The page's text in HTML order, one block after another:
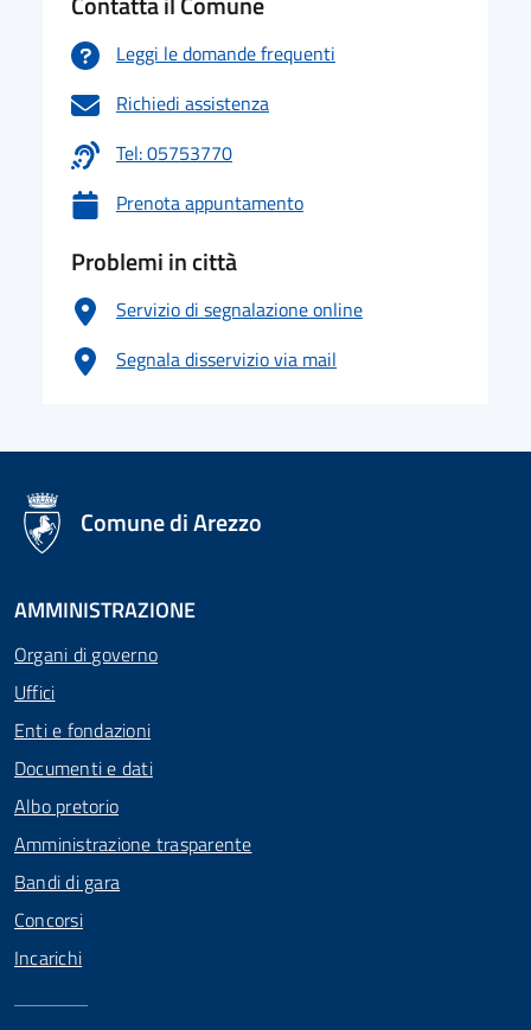
Leggi le domande frequenti
Richiedi assistenza
Tel: 05753770
Prenota appuntamento
Problemi in città
Servizio di segnalazione online
Segnala disservizio via mail
logo Unione Europea
Comune di Arezzo
AMMINISTRAZIONE
Organi di governo
Uffici
Enti e fondazioni
Documenti e dati
Albo pretorio
Amministrazione trasparente
Bandi di gara
Concorsi
Incarichi